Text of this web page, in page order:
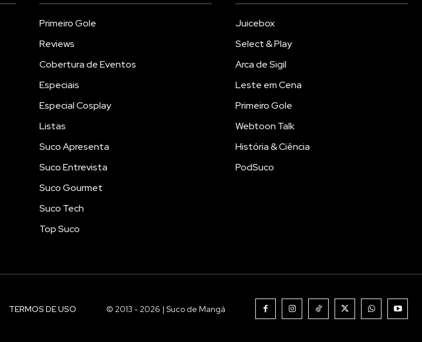
Primeiro Gole
Reviews
Cobertura de Eventos
Especiais
Especial Cosplay
Listas
Suco Apresenta
Suco Entrevista
Suco Gourmet
Suco Tech
Top Suco
Juicebox
Select & Play
Arca de Sigil
Leste em Cena
Primeiro Gole
Webtoon Talk
História & Ciência
PodSuco
TERMOS DE USO © 2013 - 2026 | Suco de Mangá